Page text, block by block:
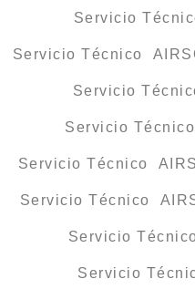
Servicio
Servicio Técnico
Servicio
Servicio
Servicio Técnico
Servicio Técnico
Servicio
Servicio